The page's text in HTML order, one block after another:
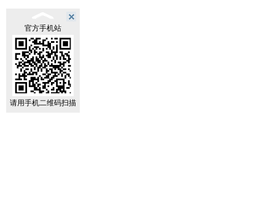
官方手机站
请用手机二维码扫描